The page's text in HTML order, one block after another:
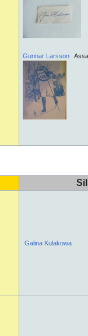
Gunnar Larsson
Galina Kulakowa